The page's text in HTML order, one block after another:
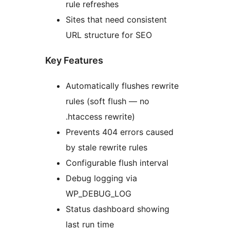
rule refreshes
Sites that need consistent
URL structure for SEO
Key Features
Automatically flushes rewrite
rules (soft flush — no
.htaccess rewrite)
Prevents 404 errors caused
by stale rewrite rules
Configurable flush interval
Debug logging via
WP_DEBUG_LOG
Status dashboard showing
last run time